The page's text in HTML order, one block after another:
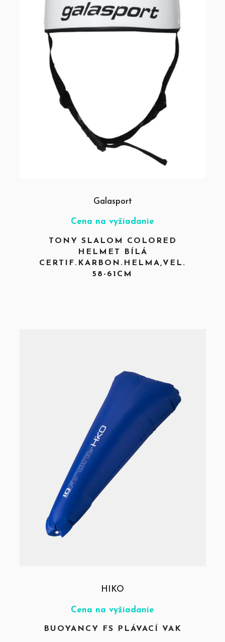
Galasport
Cena na vyžiadanie
TONY SLALOM COLORED
HELMET BÍLÁ
CERTIF.KARBON.HELMA,VEL.
58-61CM
HIKO
Cena na vyžiadanie
BUOYANCY FS PLÁVACÍ VAK